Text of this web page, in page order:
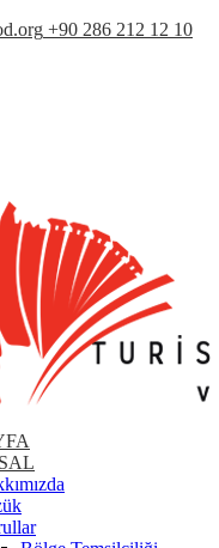
+90 286 212 12 10